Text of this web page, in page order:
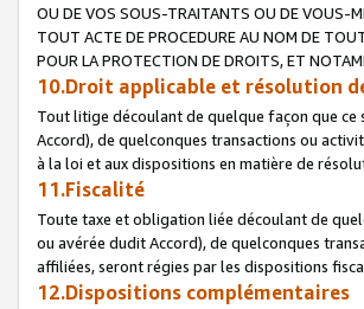
OU DE VOS SOUS-TRAITANTS OU DE VOUS-
TOUT ACTE DE PROCEDURE AU NOM DE
POUR LA PROTECTION DE DROITS, ET
10.Droit applicable et résolution
Tout litige découlant de quelque façon que
Accord), de quelconques transactions ou
à la loi et aux dispositions en matière de
11.Fiscalité
Toute taxe et obligation liée découlant de
ou avérée dudit Accord), de quelconques
affiliées, seront régies par les dispositions
12.Dispositions complémentaires